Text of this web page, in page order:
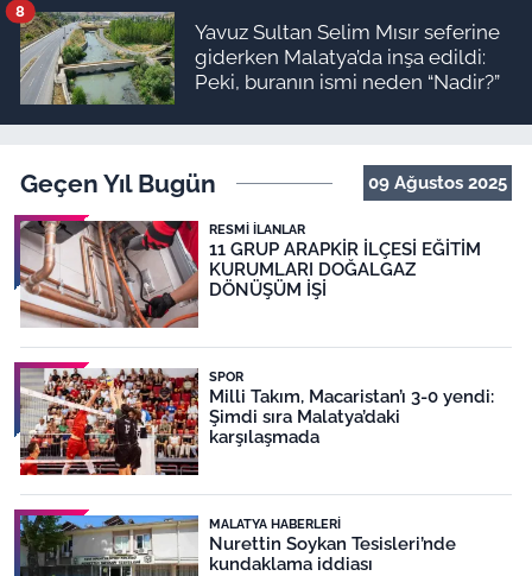
Yavuz Sultan Selim Mısır seferine
giderken Malatya’da inşa edildi:
Peki, buranın ismi neden “Nadir?”
8
Geçen Yıl Bugün 09 Ağustos 2025
RESMI İLANLAR
11 GRUP ARAPKİR İLÇESİ EĞİTİM
KURUMLARI DOĞALGAZ
DÖNÜŞÜM İŞİ
SPOR
Milli Takım, Macaristan’ı 3-0 yendi:
Şimdi sıra Malatya’daki
karşılaşmada
MALATYA HABERLERI
Nurettin Soykan Tesisleri’nde
kundaklama iddiası